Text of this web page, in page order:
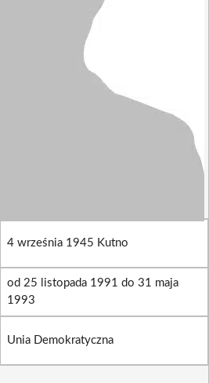
4 września 1945 Kutno
od 25 listopada 1991 do 31 maja
1993
Unia Demokratyczna